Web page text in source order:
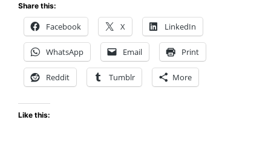
RoboCop:
Rogue
City
Share this:
Facebook X LinkedIn
WhatsApp Email Print
Reddit Tumblr More
Like this: